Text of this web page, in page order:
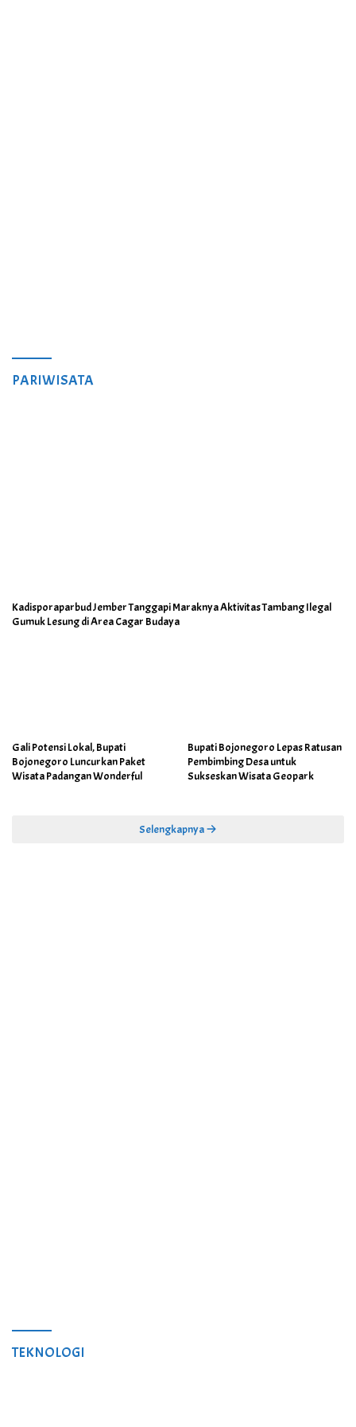
PARIWISATA
Kadisporaparbud Jember Tanggapi Maraknya Aktivitas Tambang Ilegal
Gumuk Lesung di Area Cagar Budaya
Gali Potensi Lokal, Bupati
Bojonegoro Luncurkan Paket
Wisata Padangan Wonderful
Bupati Bojonegoro Lepas Ratusan
Pembimbing Desa untuk
Sukseskan Wisata Geopark
Selengkapnya
TEKNOLOGI